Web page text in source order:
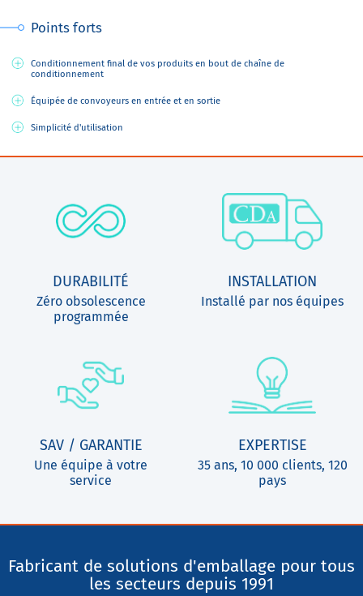
Points forts
Conditionnement final de vos produits en bout de chaîne de
conditionnement
Équipée de convoyeurs en entrée et en sortie
Simplicité d'utilisation
DURABILITÉ
Zéro obsolescence
programmée
INSTALLATION
Installé par nos équipes
SAV / GARANTIE
Une équipe à votre
service
EXPERTISE
35 ans, 10 000 clients, 120
pays
Fabricant de solutions d'emballage pour tous
les secteurs depuis 1991